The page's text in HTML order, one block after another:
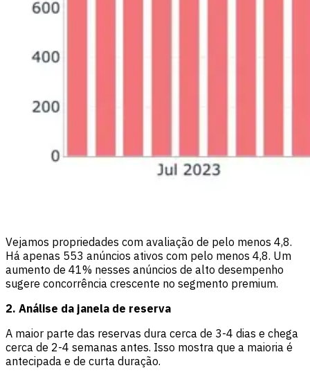
Vejamos propriedades com avaliação de pelo menos 4,8.
Há apenas 553 anúncios ativos com pelo menos 4,8. Um
aumento de 41% nesses anúncios de alto desempenho
sugere concorrência crescente no segmento premium.
2. Análise da janela de reserva
A maior parte das reservas dura cerca de 3-4 dias e chega
cerca de 2-4 semanas antes. Isso mostra que a maioria é
antecipada e de curta duração.